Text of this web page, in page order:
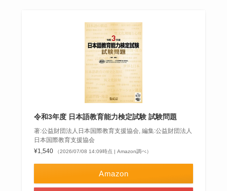
令和3年度 日本語教育能力検定試験 試験問題
著:公益財団法人日本国際教育支援協会, 編集:公益財団法人
日本国際教育支援協会
¥1,540
（2026/07/08 14:09時点 | Amazon調べ）
Amazon